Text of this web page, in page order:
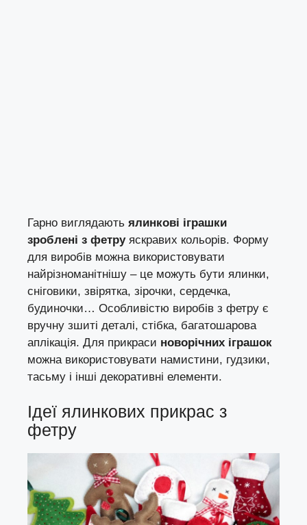
Гарно виглядають ялинкові іграшки
зроблені з фетруяскравих кольорів. Форму
для виробів можна використовувати
найрізноманітнішу – це можуть бути ялинки,
сніговики, звірятка, зірочки, сердечка,
будиночки… Особливістю виробів з фетру є
вручну зшиті деталі, стібка, багатошарова
аплікація. Для прикраси новорічних іграшок
можна використовувати намистини, гудзики,
тасьму і інші декоративні елементи.
Ідеї ялинкових прикрас з
фетру